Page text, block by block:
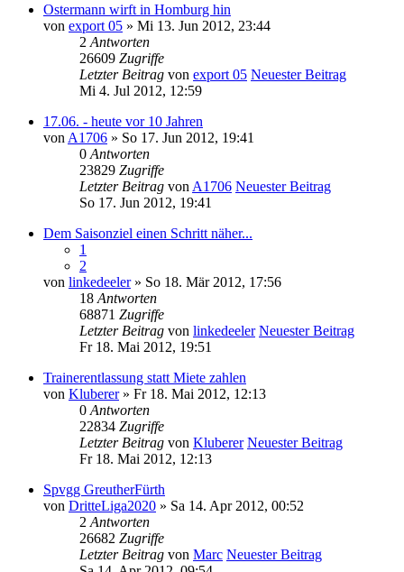
Ostermann wirft in Homburg hin
von export 05 » Mi 13. Jun 2012, 23:44
2 Antworten
26609 Zugriffe
Letzter Beitrag von export 05 Neuester Beitrag
Mi 4. Jul 2012, 12:59
17.06. - heute vor 10 Jahren
von A1706 » So 17. Jun 2012, 19:41
0 Antworten
23829 Zugriffe
Letzter Beitrag von A1706 Neuester Beitrag
So 17. Jun 2012, 19:41
Dem Saisonziel einen Schritt näher...
1
2
von linkedeeler» So 18. Mär 2012, 17:56
18 Antworten
68871 Zugriffe
Letzter Beitrag von linkedeeler Neuester Beitrag
Fr 18. Mai 2012, 19:51
Trainerentlassung statt Miete zahlen
von Kluberer» Fr 18. Mai 2012, 12:13
0 Antworten
22834 Zugriffe
Letzter Beitrag von Kluberer Neuester Beitrag
Fr 18. Mai 2012, 12:13
Spvgg GreutherFürth
von DritteLiga2020 » Sa 14. Apr 2012, 00:52
2 Antworten
26682 Zugriffe
Letzter Beitrag von Marc Neuester Beitrag